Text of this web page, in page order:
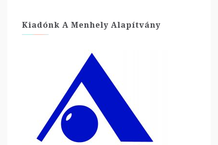
Kiadónk A Menhely Alapítvány